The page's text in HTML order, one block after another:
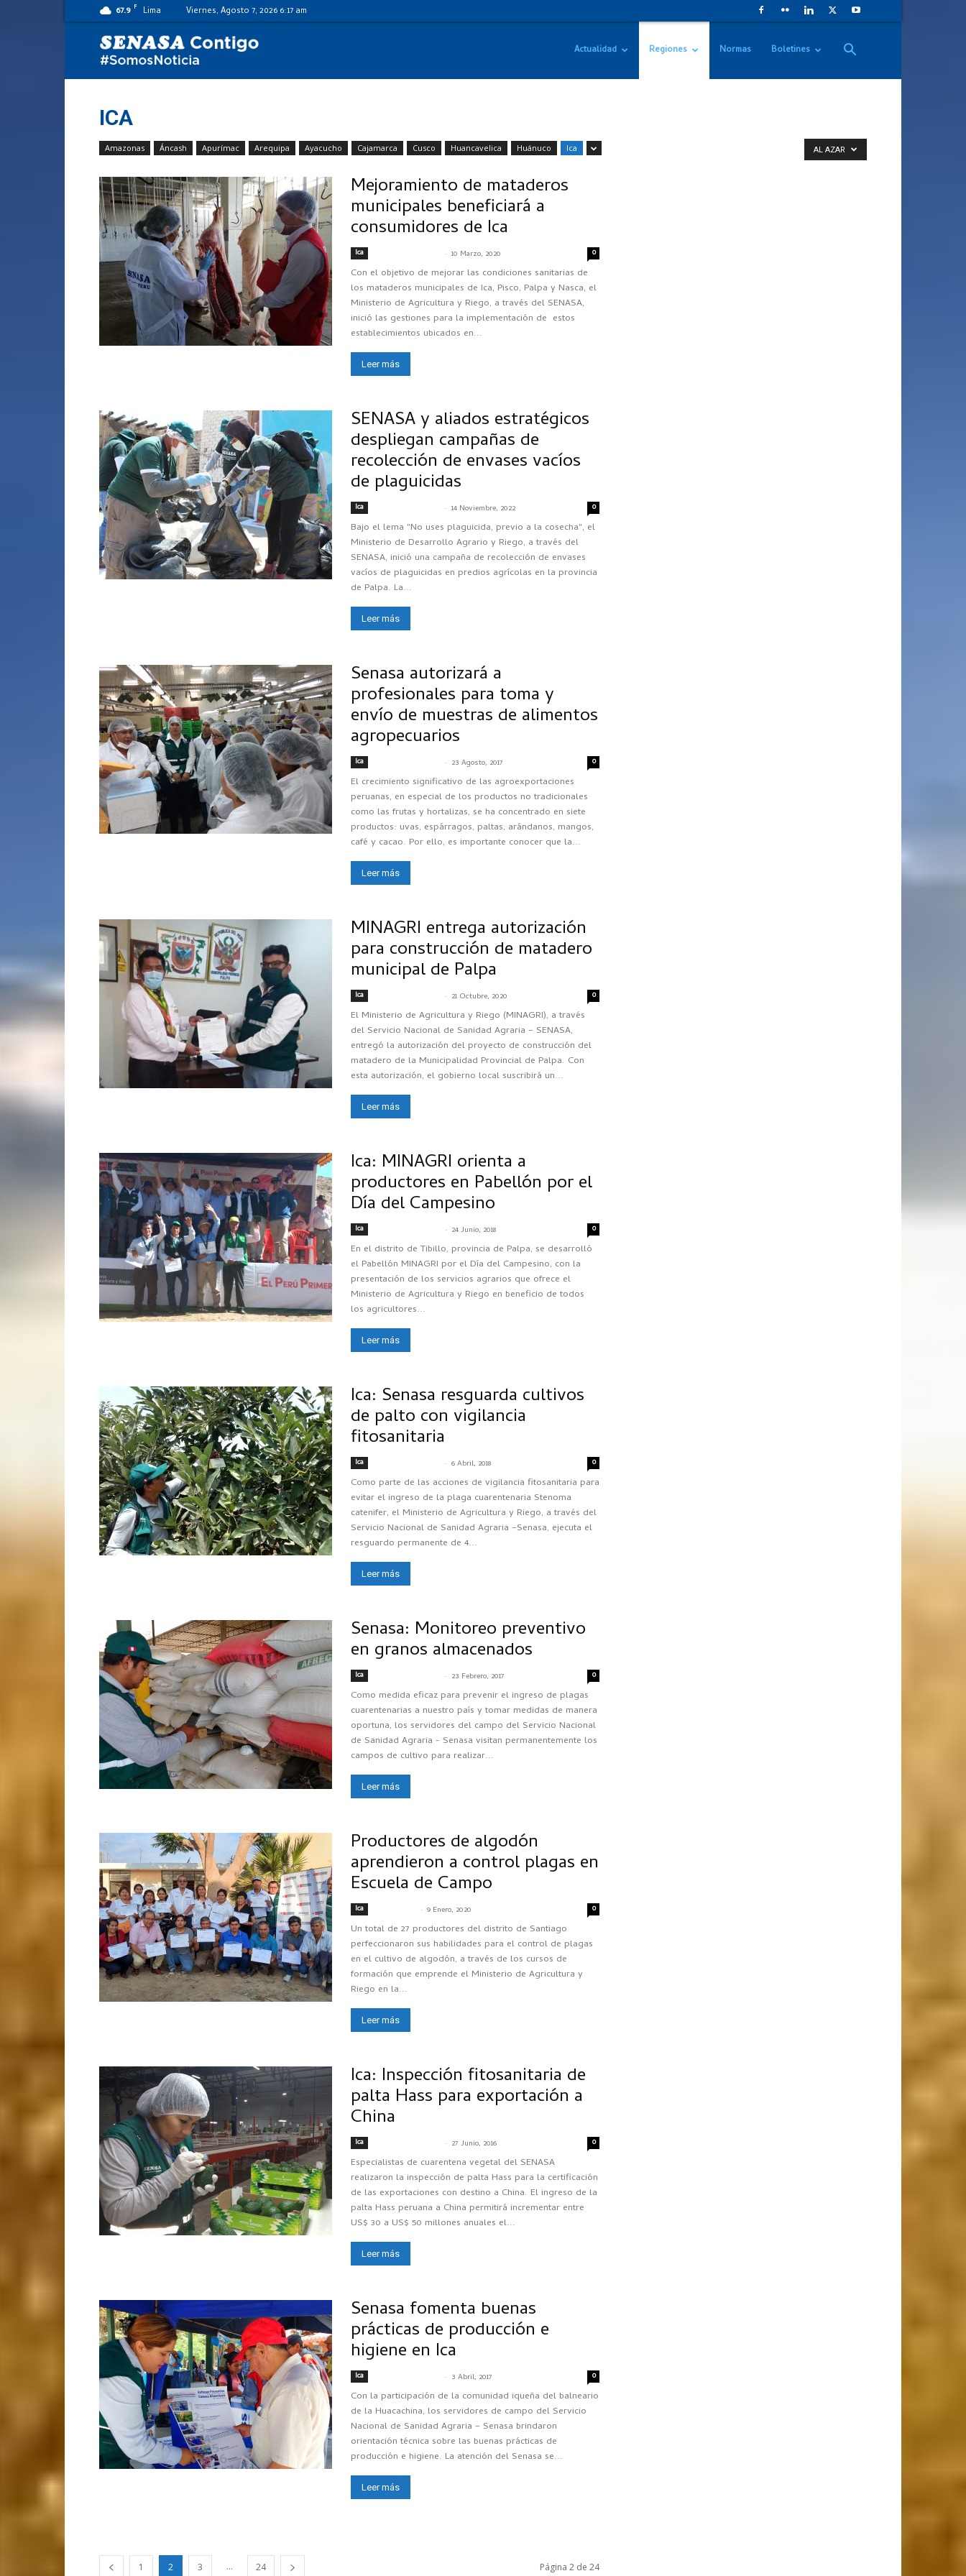
67.9 F Lima Viernes, Agosto 7, 2026 6:17 am
Actualidad Regiones Normas Boletines
ICA
Amazonas Áncash Apurímac Arequipa Ayacucho Cajamarca Cusco Huancavelica Huánuco Ica AL AZAR
Mejoramiento de mataderos
municipales beneficiará a
consumidores de Ica
Ica - 10 Marzo, 2020 0
Con el objetivo de mejorar las condiciones sanitarias de
los mataderos municipales de Ica, Pisco, Palpa y Nasca, el
Ministerio de Agricultura y Riego, a través del SENASA,
inició las gestiones para la implementación de estos
establecimientos ubicados en...
Leer más
SENASA y aliados estratégicos
despliegan campañas de
recolección de envases vacíos
de plaguicidas
Ica - 14 Noviembre, 2022 0
Bajo el lema "No uses plaguicida, previo a la cosecha", el
Ministerio de Desarrollo Agrario y Riego, a través del
SENASA, inició una campaña de recolección de envases
vacíos de plaguicidas en predios agrícolas en la provincia
de Palpa. La...
Leer más
Senasa autorizará a
profesionales para toma y
envío de muestras de alimentos
agropecuarios
Ica - 23 Agosto, 2017 0
El crecimiento significativo de las agroexportaciones
peruanas, en especial de los productos no tradicionales
como las frutas y hortalizas, se ha concentrado en siete
productos: uvas, espárragos, paltas, arándanos, mangos,
café y cacao. Por ello, es importante conocer que la...
Leer más
MINAGRI entrega autorización
para construcción de matadero
municipal de Palpa
Ica - 21 Octubre, 2020 0
El Ministerio de Agricultura y Riego (MINAGRI), a través
del Servicio Nacional de Sanidad Agraria – SENASA,
entregó la autorización del proyecto de construcción del
matadero de la Municipalidad Provincial de Palpa. Con
esta autorización, el gobierno local suscribirá un...
Leer más
Ica: MINAGRI orienta a
productores en Pabellón por el
Día del Campesino
Ica - 24 Junio, 2018 0
En el distrito de Tibillo, provincia de Palpa, se desarrolló
el Pabellón MINAGRI por el Día del Campesino, con la
presentación de los servicios agrarios que ofrece el
Ministerio de Agricultura y Riego en beneficio de todos
los agricultores...
Leer más
Ica: Senasa resguarda cultivos
de palto con vigilancia
fitosanitaria
Ica - 6 Abril, 2018 0
Como parte de las acciones de vigilancia fitosanitaria para
evitar el ingreso de la plaga cuarentenaria Stenoma
catenifer, el Ministerio de Agricultura y Riego, a través del
Servicio Nacional de Sanidad Agraria –Senasa, ejecuta el
resguardo permanente de 4...
Leer más
Senasa: Monitoreo preventivo
en granos almacenados
Ica - 23 Febrero, 2017 0
Como medida eficaz para prevenir el ingreso de plagas
cuarentenarias a nuestro país y tomar medidas de manera
oportuna, los servidores del campo del Servicio Nacional
de Sanidad Agraria - Senasa visitan permanentemente los
campos de cultivo para realizar...
Leer más
Productores de algodón
aprendieron a control plagas en
Escuela de Campo
Ica - 9 Enero, 2020 0
Un total de 27 productores del distrito de Santiago
perfeccionaron sus habilidades para el control de plagas
en el cultivo de algodón, a través de los cursos de
formación que emprende el Ministerio de Agricultura y
Riego en la...
Leer más
Ica: Inspección fitosanitaria de
palta Hass para exportación a
China
Ica - 27 Junio, 2016 0
Especialistas de cuarentena vegetal del SENASA
realizaron la inspección de palta Hass para la certificación
de las exportaciones con destino a China. El ingreso de la
palta Hass peruana a China permitirá incrementar entre
US$ 30 a US$ 50 millones anuales el...
Leer más
Senasa fomenta buenas
prácticas de producción e
higiene en Ica
Ica - 3 Abril, 2017 0
Con la participación de la comunidad iqueña del balneario
de la Huacachina, los servidores de campo del Servicio
Nacional de Sanidad Agraria – Senasa brindaron
orientación técnica sobre las buenas prácticas de
producción e higiene. La atención del Senasa se...
Leer más
1 2 3 ... 24 Página 2 de 24